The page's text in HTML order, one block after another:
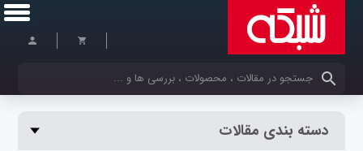
کلمات کلیدی خود را وارد کنید
دسته بندی مقالات